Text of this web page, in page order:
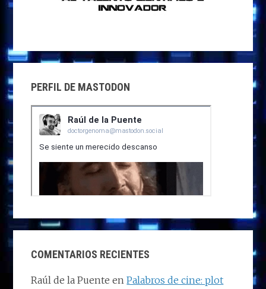
PERFIL DE MASTODON
COMENTARIOS RECIENTES
Raúl de la Puente enPalabros de cine: plot